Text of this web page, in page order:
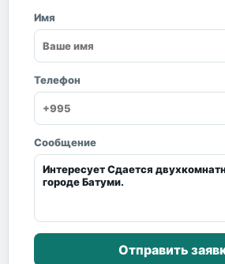
Имя
Телефон
Сообщение
Отправить